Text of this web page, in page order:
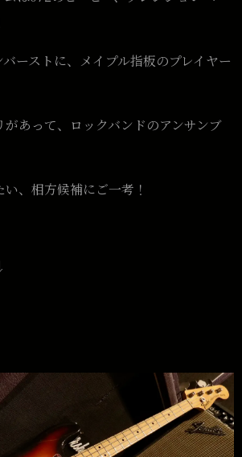
ーストに、メイプル指板のプレイヤー
あって、ロックバンドのアンサンブ
、相方候補にご一考！